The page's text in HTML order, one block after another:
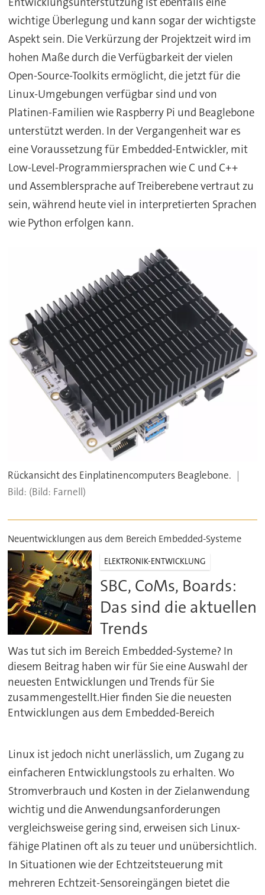
wichtige Überlegung und kann sogar der wichtigste
Aspekt sein. Die Verkürzung der Projektzeit wird im
hohen Maße durch die Verfügbarkeit der vielen
Open-Source-Toolkits ermöglicht, die jetzt für die
Linux-Umgebungen verfügbar sind und von
Platinen-Familien wie Raspberry Pi und Beaglebone
unterstützt werden. In der Vergangenheit war es
eine Voraussetzung für Embedded-Entwickler, mit
Low-Level-Programmiersprachen wie C und C++
und Assemblersprache auf Treiberebene vertraut zu
sein, während heute viel in interpretierten Sprachen
wie Python erfolgen kann.
Rückansicht des Einplatinencomputers Beaglebone.
(Bild: Farnell)
Neuentwicklungen aus dem Bereich Embedded-Systeme
ELEKTRONIK-ENTWICKLUNG
SBC, CoMs, Boards:
Das sind die aktuellen
Trends
Was tut sich im Bereich Embedded-Systeme? In
diesem Beitrag haben wir für Sie eine Auswahl der
neuesten Entwicklungen und Trends für Sie
zusammengestellt.Hier finden Sie die neuesten
Entwicklungen aus dem Embedded-Bereich
Linux ist jedoch nicht unerlässlich, um Zugang zu
einfacheren Entwicklungstools zu erhalten. Wo
Stromverbrauch und Kosten in der Zielanwendung
wichtig und die Anwendungsanforderungen
vergleichsweise gering sind, erweisen sich Linux-
fähige Platinen oft als zu teuer und unübersichtlich.
In Situationen wie der Echtzeitsteuerung mit
mehreren Echtzeit-Sensoreingängen bietet die